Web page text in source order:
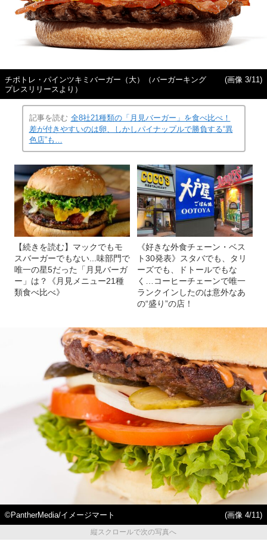
チポトレ・パインツキミバーガー（大）（バーガーキング
プレスリリースより）
(画像 3/11)
記事を読む 全8社21種類の「月見バーガー」を食べ比べ！
差が付きやすいのは卵、しかしパイナップルで勝負する“異
色店”も…
【続きを読む】マックでもモ
スバーガーでもない...味部門で
唯一の星5だった「月見バーガ
ー」は？《月見メニュー21種
類食べ比べ》
《好きな外食チェーン・ベス
ト30発表》スタバでも、タリ
ーズでも、ドトールでもな
く…コーヒーチェーンで唯一
ランクインしたのは意外なあ
の“盛り”の店！
©PantherMedia/イメージマート
(画像 4/11)
縦スクロールで次の写真へ